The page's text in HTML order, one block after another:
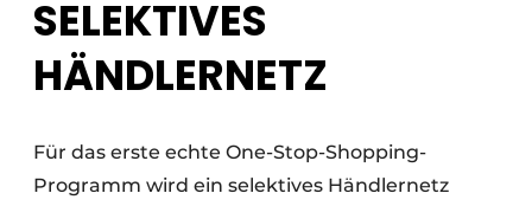
SELEKTIVES
HÄNDLERNETZ
Für das erste echte One-Stop-Shopping-
Programm wird ein selektives Händlernetz